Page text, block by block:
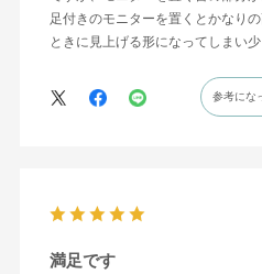
足付きのモニターを置くとかなり
ときに見上げる形になってしまい
参考にな
満足です